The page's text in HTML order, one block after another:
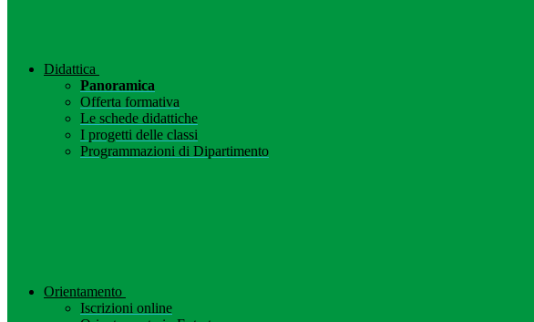
Didattica
Panoramica
Offerta formativa
Le schede didattiche
I progetti delle classi
Programmazioni di Dipartimento
Orientamento
Iscrizioni online